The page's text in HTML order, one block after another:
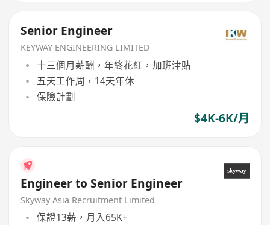
Senior Engineer
KEYWAY ENGINEERING LIMITED
十三個月薪酬，年終花紅，加班津貼
五天工作周，14天年休
保險計劃
$4K-6K/月
Engineer to Senior Engineer
Skyway Asia Recruitment Limited
保證13薪，月入65K+